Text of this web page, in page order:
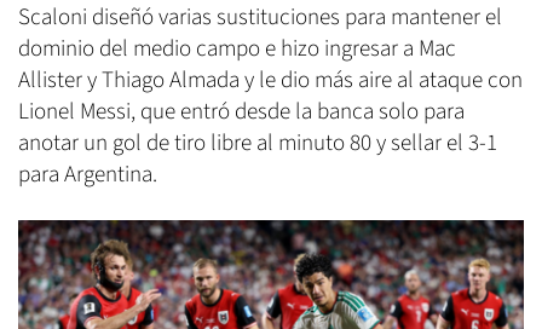
Scaloni diseñó varias sustituciones para mantener el
dominio del medio campo e hizo ingresar a Mac
Allister y Thiago Almada y le dio más aire al ataque con
Lionel Messi, que entró desde la banca solo para
anotar un gol de tiro libre al minuto 80 y sellar el 3-1
para Argentina.